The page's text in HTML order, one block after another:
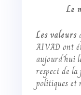
Le
Les valeurs
AIVAD ont
aujourd’hui
respect de la
politiques et